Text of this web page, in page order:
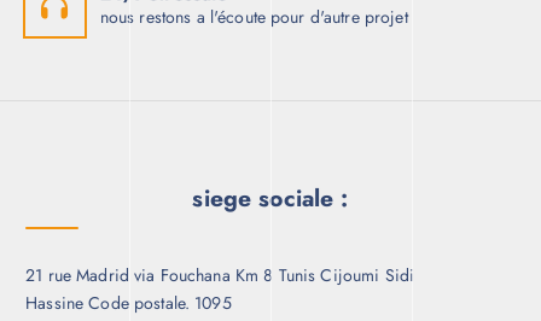
nous restons a l'écoute pour d'autre projet
siege sociale :
21 rue Madrid via Fouchana Km 8 Tunis Cijoumi Sidi
Hassine Code postale. 1095